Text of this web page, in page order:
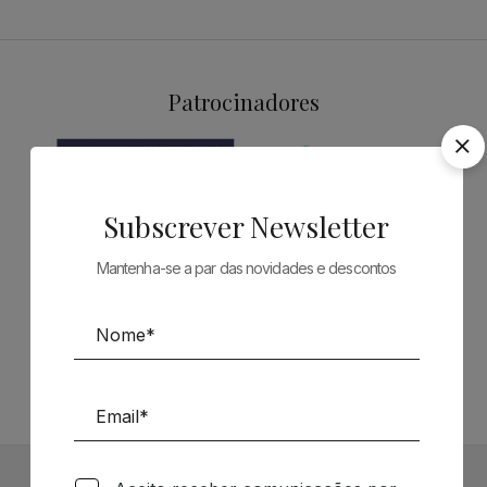
Patrocinadores
Subscrever Newsletter
Mantenha-se a par das novidades e descontos